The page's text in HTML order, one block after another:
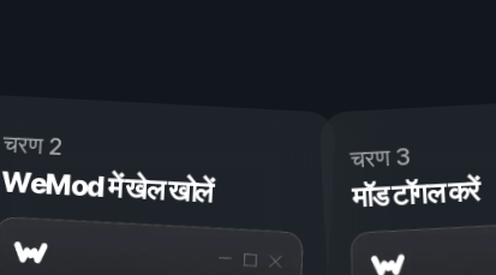
चरण 2
WeMod में खेल खोलें
चरण 3
मॉड टॉगल करें